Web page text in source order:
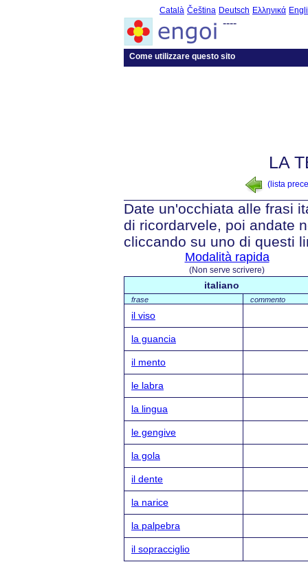
Català Čeština Deutsch Ελληνικά
----
Come utilizzare questo sito
LA
(lista
Date un'occhiata alle frasi
di ricordarvele, poi andate
cliccando su uno di questi
Modalità rapida
(Non serve scrivere)
italiano
frase commento
il viso
la guancia
il mento
le labra
la lingua
le gengive
la gola
il dente
la narice
la palpebra
il sopracciglio